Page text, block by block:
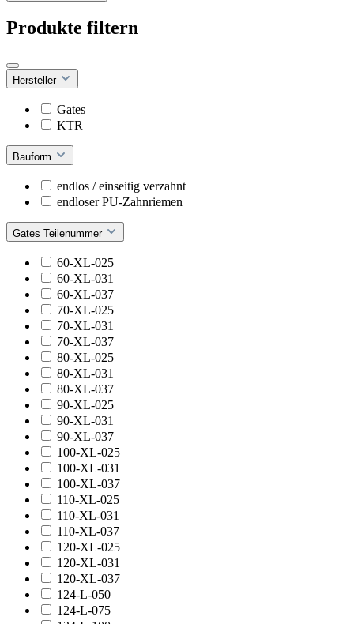
Produkte filtern
Hersteller
Gates
KTR
Bauform
endlos / einseitig verzahnt
endloser PU-Zahnriemen
Gates Teilenummer
60-XL-025
60-XL-031
60-XL-037
70-XL-025
70-XL-031
70-XL-037
80-XL-025
80-XL-031
80-XL-037
90-XL-025
90-XL-031
90-XL-037
100-XL-025
100-XL-031
100-XL-037
110-XL-025
110-XL-031
110-XL-037
120-XL-025
120-XL-031
120-XL-037
124-L-050
124-L-075